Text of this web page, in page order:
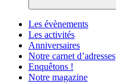
Les évènements
Les activités
Anniversaires
Notre carnet d’adresses
Enquêtons !
Notre magazine